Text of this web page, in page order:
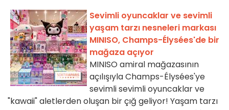
Sevimli oyuncaklar ve sevimli
yaşam tarzı nesneleri markası
MINISO, Champs-Élysées'de bir
mağaza açıyor
MINISO amiral mağazasının
açılışıyla Champs-Élysées'ye
sevimli sevimli oyuncaklar ve
"kawaii" aletlerden oluşan bir çığ geliyor! Yaşam tarzı